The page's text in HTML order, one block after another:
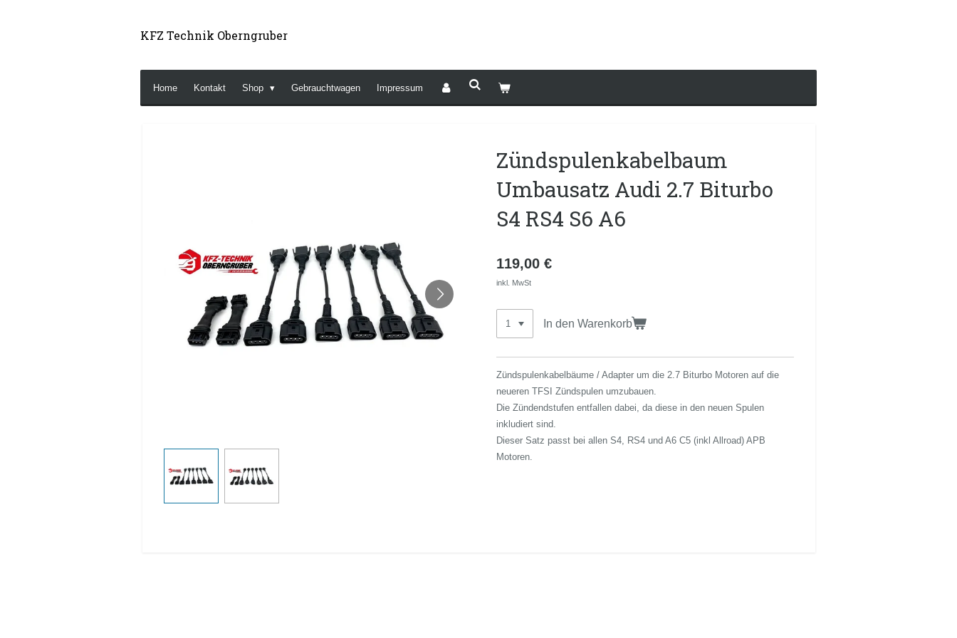
KFZ Technik Oberngruber
Home Kontakt Shop Gebrauchtwagen Impressum
Zündspulenkabelbaum
Umbausatz Audi 2.7 Biturbo
S4 RS4 S6 A6
119,00 €
inkl. MwSt
In den Warenkorb
Zündspulenkabelbäume / Adapter um die 2.7 Biturbo Motoren auf die
neueren TFSI Zündspulen umzubauen.
Die Zündendstufen entfallen dabei, da diese in den neuen Spulen
inkludiert sind.
Dieser Satz passt bei allen S4, RS4 und A6 C5 (inkl Allroad) APB
Motoren.